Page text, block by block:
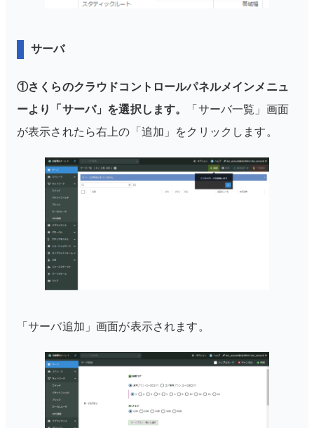
サーバ
①さくらのクラウドコントロールパネルメインメニュ
ーより「サーバ」を選択します。
「サーバ一覧」画面
が表示されたら右上の「追加」をクリックします。
「サーバ追加」画面が表示されます。